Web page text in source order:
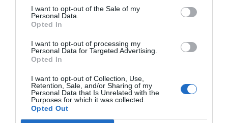
I want to opt-out of the Sale of my
Personal Data.
Opted In
I want to opt-out of processing my
Personal Data for Targeted Advertising.
Opted In
I want to opt-out of Collection, Use,
Retention, Sale, and/or Sharing of my
Personal Data that Is Unrelated with the
Purposes for which it was collected.
Opted Out
por Eulogio López